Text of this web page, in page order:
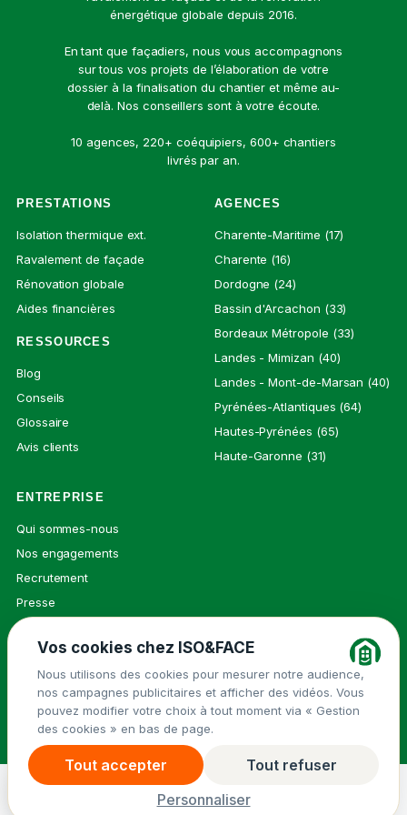
énergétique globale depuis 2016.
En tant que façadiers, nous vous accompagnons
sur tous vos projets de l’élaboration de votre
dossier à la finalisation du chantier et même au-
delà. Nos conseillers sont à votre écoute.
10 agences, 220+ coéquipiers, 600+ chantiers
livrés par an.
PRESTATIONS
Isolation thermique ext.
Ravalement de façade
Rénovation globale
Aides financières
RESSOURCES
Blog
Conseils
Glossaire
Avis clients
AGENCES
Charente-Maritime (17)
Charente (16)
Dordogne (24)
Bassin d'Arcachon (33)
Bordeaux Métropole (33)
Landes - Mimizan (40)
Landes - Mont-de-Marsan (40)
Pyrénées-Atlantiques (64)
Hautes-Pyrénées (65)
Haute-Garonne (31)
ENTREPRISE
Qui sommes-nous
Nos engagements
Recrutement
Presse
Contact
© 2026 ISO&FACE ·
Groupe Isovalie
Mentions légales
Politique de confidentialité
Menu Demander un devis
Vos cookies chez ISO&FACE
Nous utilisons des cookies pour mesurer notre audience,
nos campagnes publicitaires et afficher des vidéos. Vous
pouvez modifier votre choix à tout moment via « Gestion
des cookies » en bas de page.
Tout accepter
Tout refuser
Personnaliser